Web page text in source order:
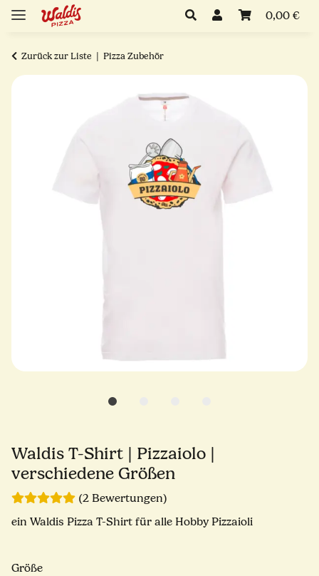
0,00 €
Zurück zur Liste Pizza Zubehör
Waldis T-Shirt | Pizzaiolo |
verschiedene Größen
(2 Bewertungen)
ein Waldis Pizza T-Shirt für alle Hobby Pizzaioli
Größe